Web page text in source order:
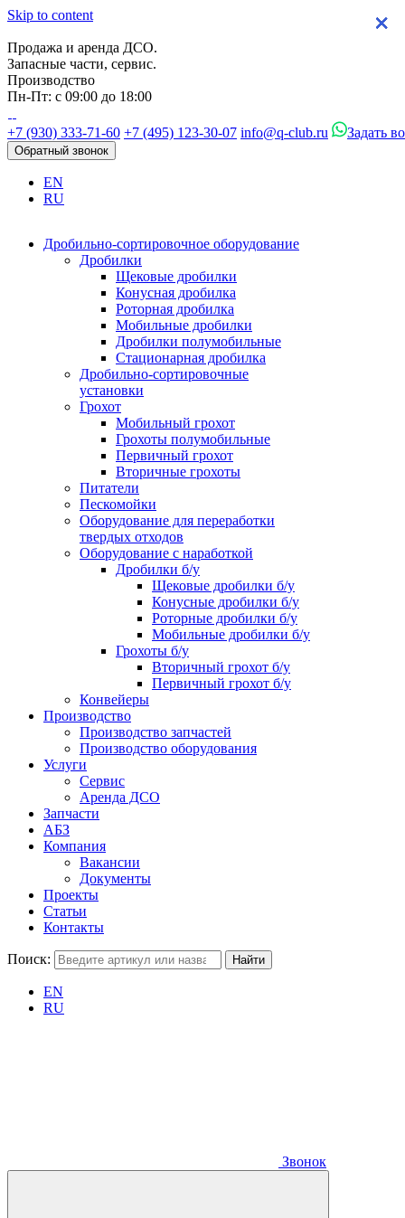
Skip to content
Продажа и аренда ДСО.
Запасные части, сервис.
Производство
Пн-Пт: с 09:00 до 18:00
+7 (930) 333-71-60 +7 (495) 123-30-07 info@q-club.ru Задать
Обратный звонок
EN
RU
Дробильно-сортировочное оборудование
Дробилки
Щековые дробилки
Конусная дробилка
Роторная дробилка
Мобильные дробилки
Дробилки полумобильные
Стационарная дробилка
Дробильно-сортировочные
установки
Грохот
Мобильный грохот
Грохоты полумобильные
Первичный грохот
Вторичные грохоты
Питатели
Пескомойки
Оборудование для переработки
твердых отходов
Оборудование с наработкой
Дробилки б/у
Щековые дробилки б/у
Конусные дробилки б/у
Роторные дробилки б/у
Мобильные дробилки б/у
Грохоты б/у
Вторичный грохот б/у
Первичный грохот б/у
Конвейеры
Производство
Производство запчастей
Производство оборудования
Услуги
Сервис
Аренда ДСО
Запчасти
АБЗ
Компания
Вакансии
Документы
Проекты
Статьи
Контакты
Поиск:
EN
RU
Звонок
×
×
×
×